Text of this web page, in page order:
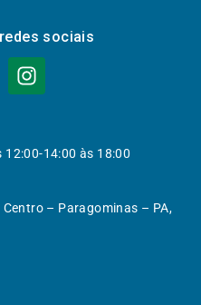
sociais
12:00-14:00 às 18:00
– Paragominas – PA,